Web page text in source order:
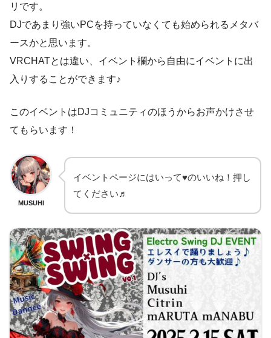
リです。
DJであまり強いPCを持っていなくても始められるメタバ
ースかと思います。
VRCHATとは違い、イベント欄から自由にイベントに出
入りすることができます♪
このイベントはDJコミュニティのほうからお声かけさせ
てもらいます！
MUSUHI
イベントページにはいって♥のいいね！押し
てください♬